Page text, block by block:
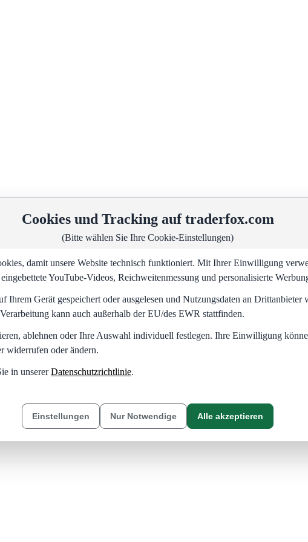
Cookies und Tracking auf traderfox.com
(Bitte wählen Sie Ihre Cookie-Einstellungen)
damit unsere Website technisch funktioniert. Mit Ihrer Einwilligung
YouTube-Videos, Reichweitenmessung und personalisierte
Ihrem Gerät gespeichert oder ausgelesen und Nutzungsdaten an Drittanbieter
kann auch außerhalb der EU/des EWR stattfinden.
ablehnen oder Ihre Auswahl individuell festlegen. Ihre Einwilligung
widerrufen oder ändern.
in unsererDatenschutzrichtlinie.
Einstellungen Nur Notwendige Alle akzeptieren